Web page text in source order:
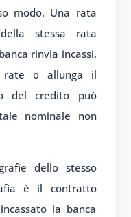
modo. Una rata
stessa rata
rinvia incassi,
rate o allunga il
del credito può
nominale non
dello stesso
è il contratto
la banca